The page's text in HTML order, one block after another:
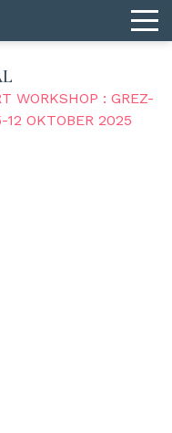
WORKSHOP : GREZ-
12 OKTOBER 2025